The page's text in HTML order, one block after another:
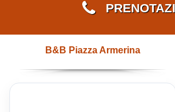
B&B Piazza Armerina